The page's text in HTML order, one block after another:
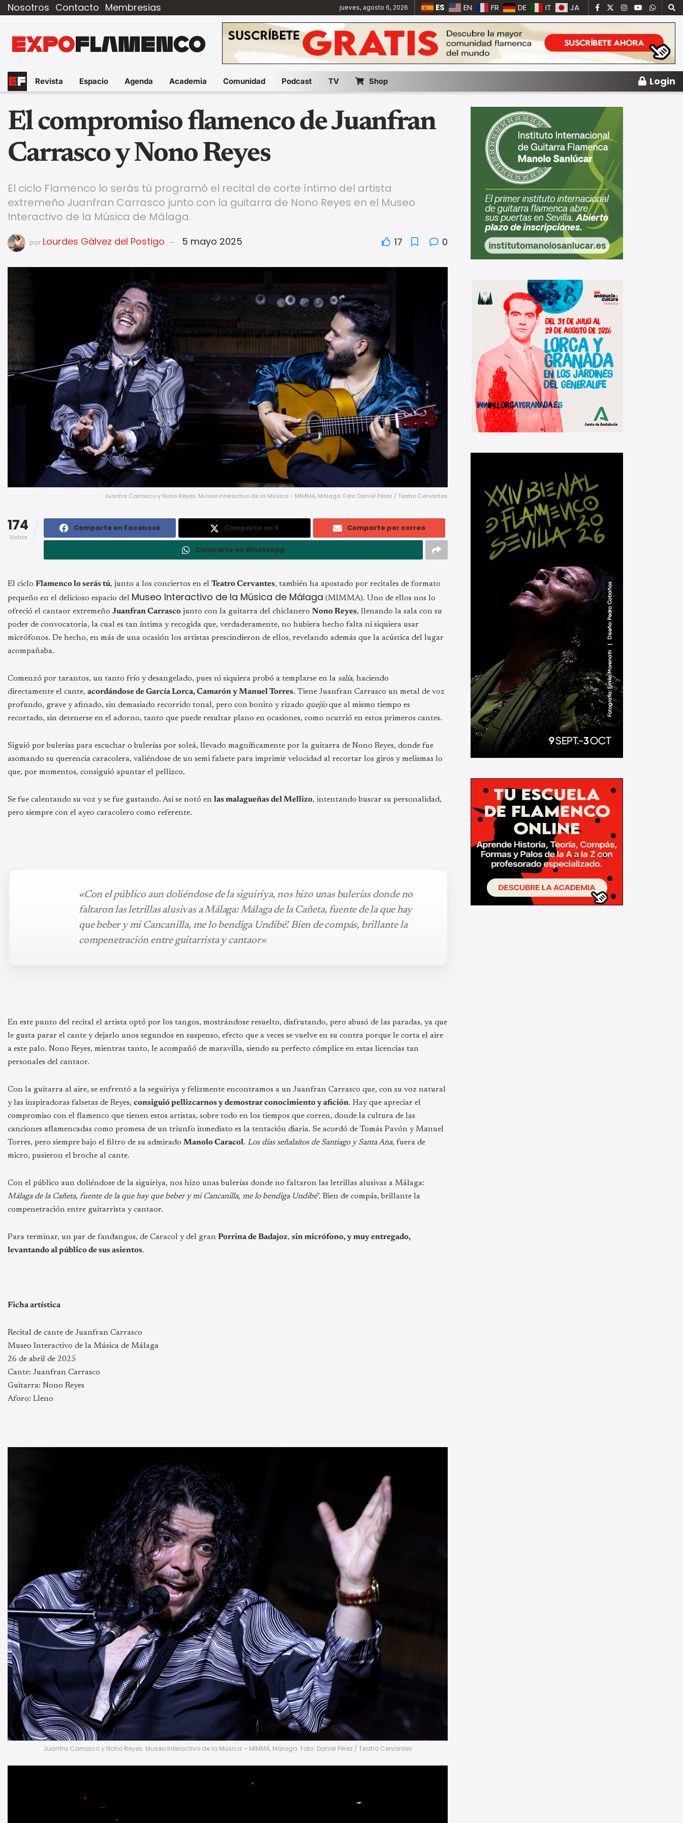
Nosotros Contacto Membresias jueves, agosto 6, 2026 ES EN FR DE IT JA
Revista Espacio Agenda Academia Comunidad Podcast TV Shop Login
El compromiso flamenco de Juanfran
Carrasco y Nono Reyes
El ciclo Flamenco lo serás tú programó el recital de corte íntimo del artista
extremeño Juanfran Carrasco junto con la guitarra de Nono Reyes en el Museo
Interactivo de la Música de Málaga.
por Lourdes Gálvez del Postigo 5 mayo 2025 17 0
Juanfra Carrasco y Nono Reyes. Museo Interactivo de la Música - MIMMA, Málaga. Foto: Daniel Pérez / Teatro Cervantes
174
Vistas
Comparte en Facebook Comparte en X Comparte por correo
Comparte en Whatsapp
El ciclo Flamenco lo serás tú, junto a los conciertos en el Teatro Cervantes, también ha apostado por recitales de formato
pequeño en el delicioso espacio del Museo Interactivo de la Música de Málaga (MIMMA). Uno de ellos nos lo
ofreció el cantaor extremeño Juanfran Carrasco junto con la guitarra del chiclanero Nono Reyes, llenando la sala con su
poder de convocatoria, la cual es tan íntima y recogida que, verdaderamente, no hubiera hecho falta ni siquiera usar
micrófonos. De hecho, en más de una ocasión los artistas prescindieron de ellos, revelando además que la acústica del lugar
acompañaba.
Comenzó por tarantos, un tanto frío y desangelado, pues ni siquiera probó a templarse en la salía, haciendo
directamente el cante, acordándose de García Lorca, Camarón y Manuel Torres. Tiene Juanfran Carrasco un metal de voz
profundo, grave y afinado, sin demasiado recorrido tonal, pero con bonito y rizado quejíoque al mismo tiempo es
recortado, sin detenerse en el adorno, tanto que puede resultar plano en ocasiones, como ocurrió en estos primeros cantes.
Siguió por bulerías para escuchar o bulerías por soleá, llevado magníficamente por la guitarra de Nono Reyes, donde fue
asomando su querencia caracolera, valiéndose de un semi falsete para imprimir velocidad al recortar los giros y melismas lo
que, por momentos, consiguió apuntar el pellizco.
Se fue calentando su voz y se fue gustando. Así se notó en las malagueñas del Mellizo, intentando buscar su personalidad,
pero siempre con el ayeo caracolero como referente.
«Con el público aun doliéndose de la siguiriya, nos hizo unas bulerías donde no
faltaron las letrillas alusivas a Málaga: Málaga de la Cañeta, fuente de la que hay
que beber y mi Cancanilla, me lo bendiga Undibé’. Bien de compás, brillante la
compenetración entre guitarrista y cantaor»
En este punto del recital el artista optó por los tangos, mostrándose resuelto, disfrutando, pero abusó de las paradas, ya que
le gusta parar el cante y dejarlo unos segundos en suspenso, efecto que a veces se vuelve en su contra porque le corta el aire
a este palo. Nono Reyes, mientras tanto, le acompañó de maravilla, siendo su perfecto cómplice en estas licencias tan
personales del cantaor.
Con la guitarra al aire, se enfrentó a la seguiriya y felizmente encontramos a un Juanfran Carrasco que, con su voz natural
y las inspiradoras falsetas de Reyes, consiguió pellizcarnos y demostrar conocimiento y afición. Hay que apreciar el
compromiso con el flamenco que tienen estos artistas, sobre todo en los tiempos que corren, donde la cultura de las
canciones aflamencadas como promesa de un triunfo inmediato es la tentación diaria. Se acordó de Tomás Pavón y Manuel
Torres, pero siempre bajo el filtro de su admirado Manolo Caracol. Los días señalaítos de Santiago y Santa Ana, fuera de
micro, pusieron el broche al cante.
Con el público aun doliéndose de la siguiriya, nos hizo unas bulerías donde no faltaron las letrillas alusivas a Málaga:
Málaga de la Cañeta, fuente de la que hay que beber y mi Cancanilla, me lo bendiga Undibé’. Bien de compás, brillante la
compenetración entre guitarrista y cantaor.
Para terminar, un par de fandangos, de Caracol y del gran Porrina de Badajoz, sin micrófono, y muy entregado,
levantando al público de sus asientos.
Ficha artística
Recital de cante de Juanfran Carrasco
Museo Interactivo de la Música de Málaga
26 de abril de 2025
Cante: Juanfran Carrasco
Guitarra: Nono Reyes
Aforo: Lleno
Juanfra Carrasco y Nono Reyes. Museo Interactivo de la Música – MIMMA, Málaga. Foto: Daniel Pérez / Teatro Cervantes